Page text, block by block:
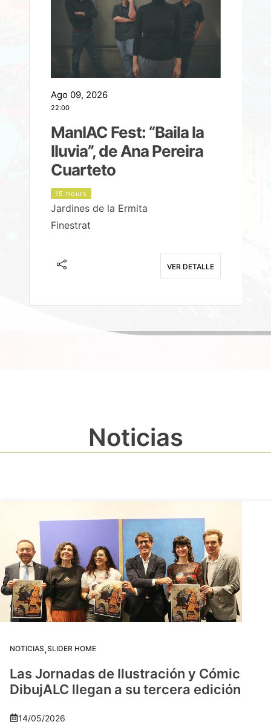
Ago 09, 2026
22:00
ManIAC Fest: “Baila la
lluvia”, de Ana Pereira
Cuarteto
15 hours
Jardines de la Ermita
Finestrat
VER DETALLE
Noticias
NOTICIAS,SLIDER HOME
Las Jornadas de Ilustración y Cómic
DibujALC llegan a su tercera edición
14/05/2026